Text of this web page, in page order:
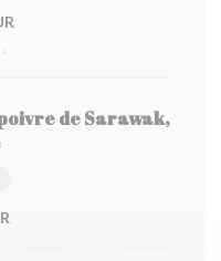
de Sarawak,